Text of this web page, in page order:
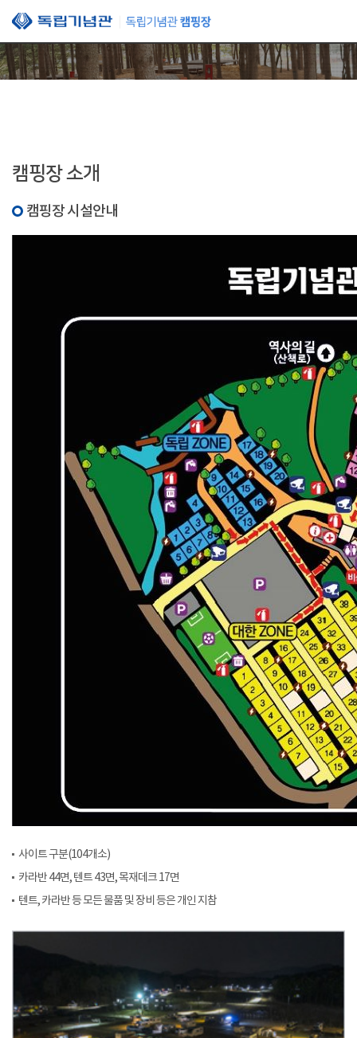
본문 바로가기
캠핑장 소개
캠핑장 시설안내
사이트 구분(104개소)
카라반 44면, 텐트 43면, 목재데크 17면
텐트, 카라반 등 모든 물품 및 장비 등은 개인 지참